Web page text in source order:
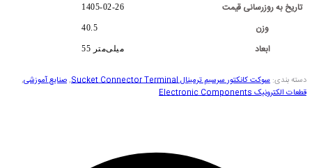
تاریخ به روزرسانی قیمت 1405-02-26
وزن 40.5
ابعاد 55 میلی‌متر
دسته بندی: سوکت کانکتور سرسیم ترمینال Sucket Connector Terminal ,صنایع آموزشی,
قطعات الکترونیک Electronic Components